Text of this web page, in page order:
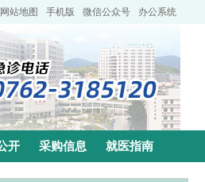
网站地图 手机版 微信公众号 办公系统
开 采购信息 就医指南